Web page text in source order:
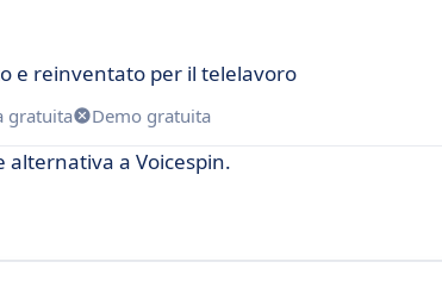
e reinventato per il telelavoro
gratuita Demo gratuita
alternativa a Voicespin.